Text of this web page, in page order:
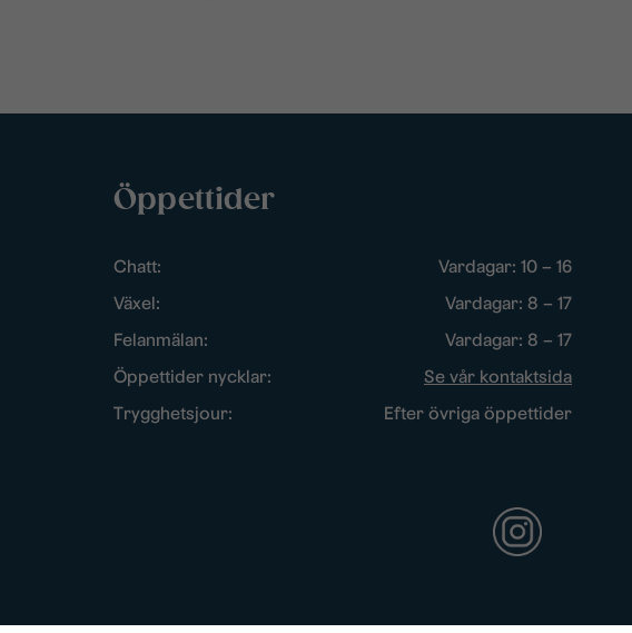
Öppettider
Chatt:
Vardagar: 10 – 16
Växel:
Vardagar: 8 – 17
Felanmälan:
Vardagar: 8 – 17
Öppettider nycklar:
Se vår kontaktsida
Trygghetsjour:
Efter övriga öppettider